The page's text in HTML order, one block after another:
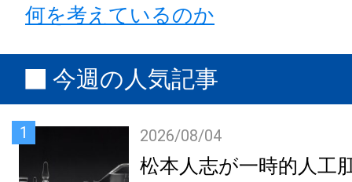
何を考えているのか
今週の人気記事
1 2026/08/04
松本人志が一時的人工